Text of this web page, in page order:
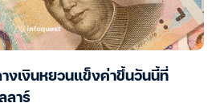
งเงินหยวนแข็งค่าขึ้นวันนี้ที่
ลาร์